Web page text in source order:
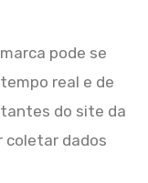
pode se
real e de
do site da
coletar dados